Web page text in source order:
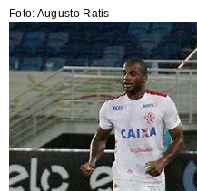
Foto: Augusto Ratis